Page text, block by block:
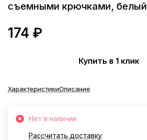
съемными крючками, белый
174 ₽
Купить в 1 клик
ХарактеристикиОписание
Нет в наличии
Рассчитать доставку